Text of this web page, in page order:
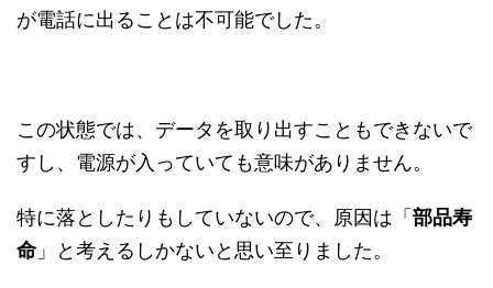
が電話に出ることは不可能でした。
この状態では、データを取り出すこともできないで
すし、電源が入っていても意味がありません。
特に落としたりもしていないので、原因は「 部品寿
命」と考えるしかないと思い至りました。